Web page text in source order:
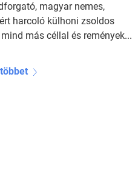
magyar nemes,
harcoló külhoni zsoldos
más céllal és remények...